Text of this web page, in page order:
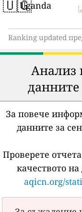
🇺🇬Uganda
Ranking updated
Анализ
данните
За повече
данните за
Проверете
качеството
aqicn.org/